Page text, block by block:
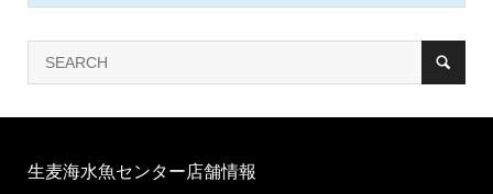
生麦海水魚センター店舗情報